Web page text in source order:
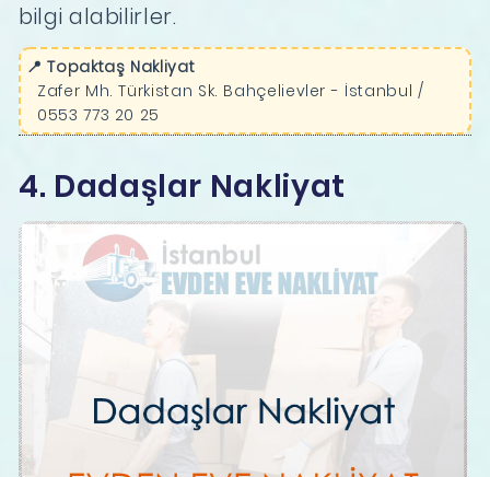
bilgi alabilirler.
📍 Topaktaş Nakliyat
Zafer Mh. Türkistan Sk. Bahçelievler - İstanbul /
0553 773 20 25
4. Dadaşlar Nakliyat